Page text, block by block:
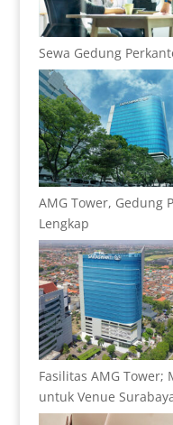
Sewa Gedung
AMG Tower, Gedung
Lengkap
Fasilitas AMG
untuk Venue